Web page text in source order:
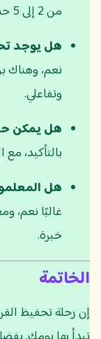
من 2 إلى 5 حصص حسب القدرة والوقت المتاح.
هل يوجد
نعم،
وتفاعلي.
هل يمكن
بالتأكيد، مع
هل
غالبًا نعم،
خبرة.
الخاتمة
إن رحلة تحفيظ